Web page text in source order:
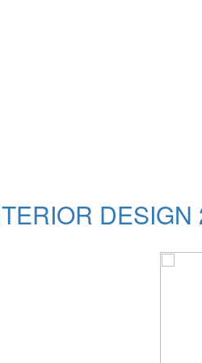
DESIGN